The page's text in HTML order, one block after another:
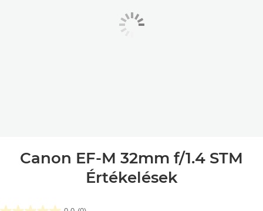
Canon EF-M 32mm f/1.4 STM
Értékelések